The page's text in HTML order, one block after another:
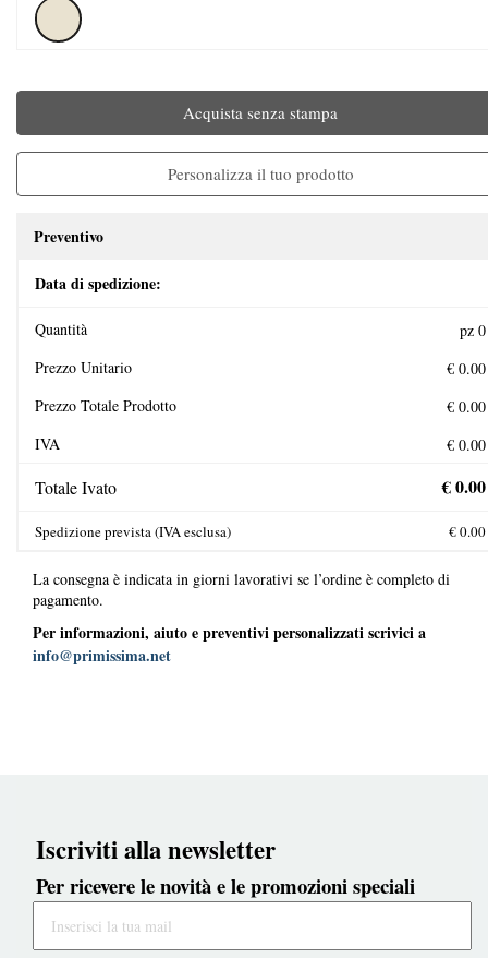
Acquista senza stampa
Personalizza il tuo prodotto
Preventivo
Data di spedizione:
Quantità
Prezzo Unitario
Prezzo Totale Prodotto
IVA
Totale Ivato
Spedizione prevista (IVA esclusa)
La consegna è indicata in giorni lavorativi se l’ordine è completo di
pagamento.
Per informazioni, aiuto e preventivi personalizzati scrivici a
info@primissima.net
Iscriviti alla newsletter
Per ricevere le novità e le promozioni speciali